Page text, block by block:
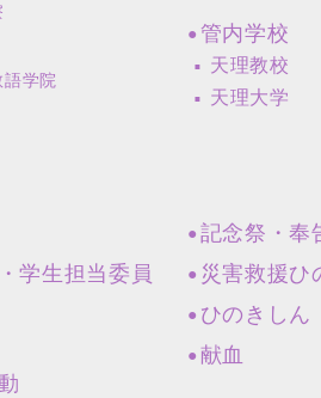
語学院
管内学校
天理教校
天理大学
学生担当委員
記念祭・奉
災害救援ひ
ひのきしん
献血